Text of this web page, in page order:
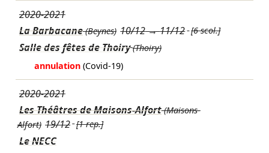
2020-2021
La Barbacane(Beynes) 10/12→11/12 [6 scol.]
Salle des fêtes de Thoiry (Thoiry)
annulation (Covid-19)
2020-2021
Les Théâtres de Maisons-Alfort(Maisons-
Alfort) 19/12 [1 rep.]
Le NECC